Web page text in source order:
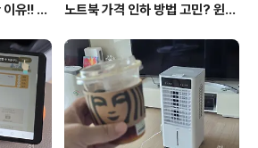
이유!! 7
노트북 가격 인하 방법 고민? 윈도
방법?(feat. vip-scdkeys)